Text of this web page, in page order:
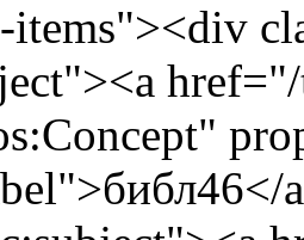
items"><div